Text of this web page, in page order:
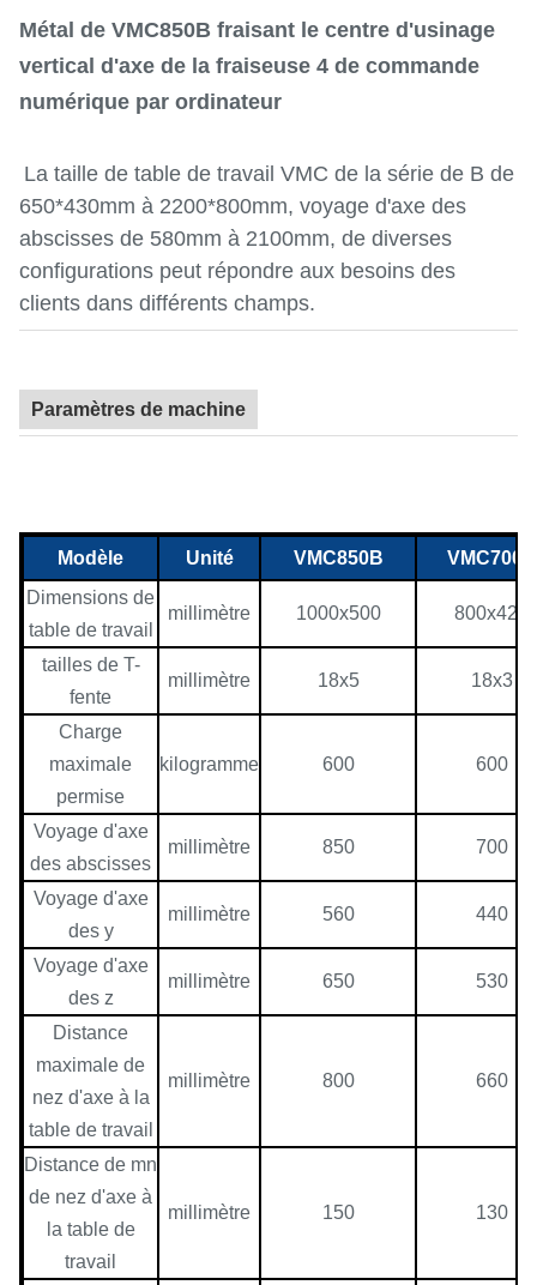
Métal de VMC850B fraisant le centre d'usinage
vertical d'axe de la fraiseuse 4 de commande
numérique par ordinateur
La taille de table de travail VMC de la série de B de
650*430mm à 2200*800mm, voyage d'axe des
abscisses de 580mm à 2100mm, de diverses
configurations peut répondre aux besoins des
clients dans différents champs.
Paramètres de machine
Modèle Unité VMC850B
VMC700B
Dimensions de
table de travail
millimètre 1000x500 800x420
tailles de T-
fente
millimètre 18x5 18x3
Charge
maximale
permise
kilogramme 600 600
Voyage d'axe
des abscisses
millimètre 850 700
Voyage d'axe
des y
millimètre 560 440
Voyage d'axe
des z
millimètre 650 530
Distance
maximale de
nez d'axe à la
table de travail
millimètre 800 660
Distance de mn
de nez d'axe à
la table de
travail
millimètre 150 130